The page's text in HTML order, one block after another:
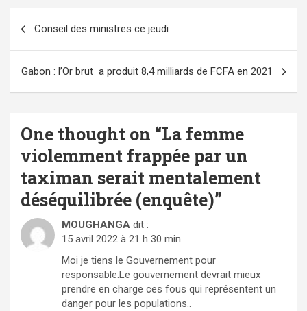
de
l’article
Conseil des ministres ce jeudi
Gabon : l’Or brut a produit 8,4 milliards de FCFA en 2021
One thought on “La femme
violemment frappée par un
taximan serait mentalement
déséquilibrée (enquête)”
MOUGHANGA dit :
15 avril 2022 à 21 h 30 min
Moi je tiens le Gouvernement pour
responsable.Le gouvernement devrait mieux
prendre en charge ces fous qui représentent un
danger pour les populations..